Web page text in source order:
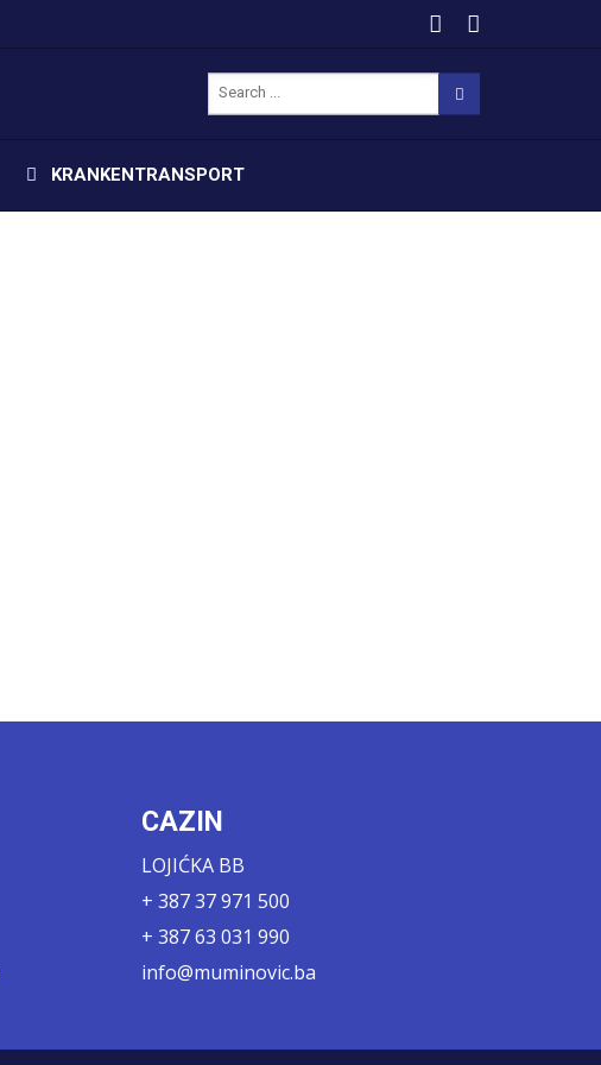
KRANKENTRANSPORT
CAZIN
LOJIĆKA BB
+ 387 37 971 500
+ 387 63 031 990
info@muminovic.ba